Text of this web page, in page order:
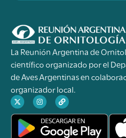
La Reunión Argentina de
científico organizado por el
de Aves Argentinas en
organizador local.